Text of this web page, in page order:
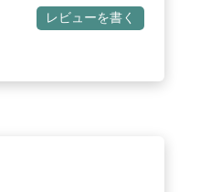
レビューを書く